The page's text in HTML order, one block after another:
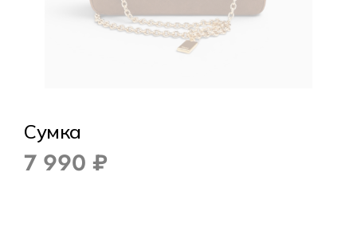
Сумка
7 990 ₽